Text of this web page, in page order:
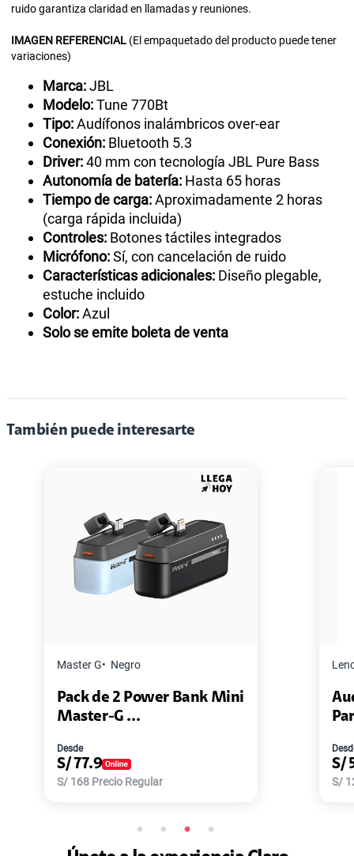
ruido garantiza claridad en llamadas y reuniones.
IMAGEN REFERENCIAL (El empaquetado del producto puede tener
variaciones)
Marca:JBL
Modelo:Tune 770Bt
Tipo:Audífonos inalámbricos over-ear
Conexión: Bluetooth 5.3
Driver:40 mm con tecnología JBL Pure Bass
Autonomía de batería: Hasta 65 horas
Tiempo de carga:Aproximadamente 2 horas
(carga rápida incluida)
Controles: Botones táctiles integrados
Micrófono:Sí, con cancelación de ruido
Características adicionales: Diseño plegable,
estuche incluido
Color:Azul
Solo se emite boleta de venta
También puede interesarte
Audífono Lenovo HE05X +
S/129